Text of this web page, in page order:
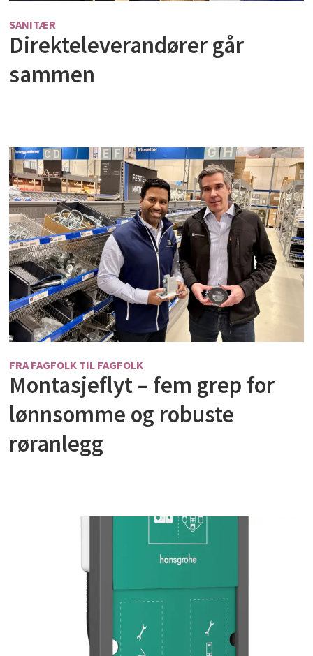
SANITÆR
Direkteleverandører går
sammen
FRA FAGFOLK TIL FAGFOLK
Montasjeflyt – fem grep for
lønnsomme og robuste
røranlegg